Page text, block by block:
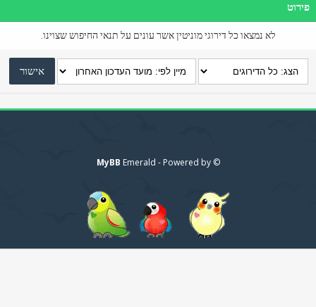
פירוט
לא נמצאו כל דירוגי מוניטין אשר עונים על תנאי החיפוש שצוינו.
© Emerald - Powered by
MyBB